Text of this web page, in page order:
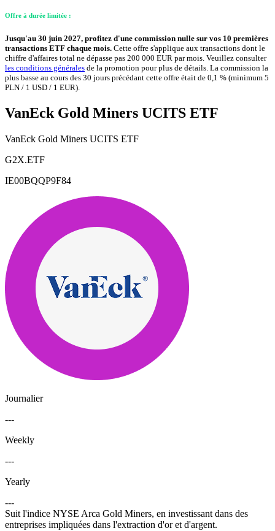
Offre à durée limitée :
Jusqu'au 30 juin 2027, profitez d'une commission nulle sur vos 10 premières
transactions ETF chaque mois. Cette offre s'applique aux transactions dont le
chiffre d'affaires total ne dépasse pas 200 000 EUR par mois. Veuillez consulter
les conditions générales de la promotion pour plus de détails. La commission la
plus basse au cours des 30 jours précédant cette offre était de 0,1 % (minimum 5
PLN / 1 USD / 1 EUR).
VanEck Gold Miners UCITS ETF
VanEck Gold Miners UCITS ETF
G2X.ETF
IE00BQQP9F84
Journalier
---
Weekly
---
Yearly
---
Suit l'indice NYSE Arca Gold Miners, en investissant dans des
entreprises impliquées dans l'extraction d'or et d'argent.